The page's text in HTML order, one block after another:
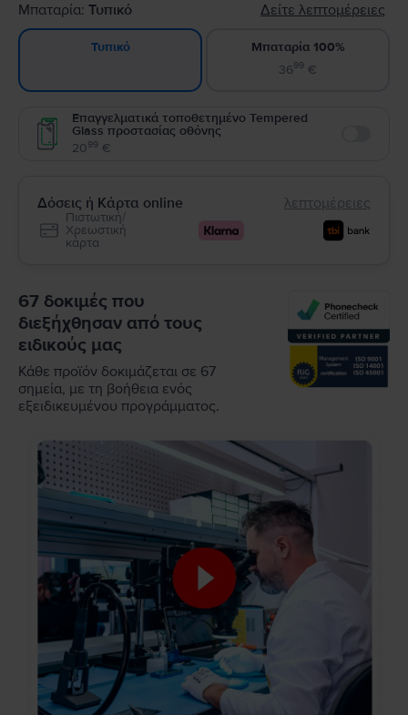
Μπαταρία: Τυπικό Δείτε λεπτομέρειες
Τυπικό
Μπαταρία 100%
3699 €
Επαγγελματικά τοποθετημένο Tempered
Glass προστασίας οθόνης
2099 €
Δόσεις ή Κάρτα online λεπτομέρειες
Πιστωτική/
Χρεωστική
κάρτα
67 δοκιμές που
διεξήχθησαν από τους
ειδικούς μας
Κάθε προϊόν δοκιμάζεται σε 67
σημεία, με τη βοήθεια ενός
εξειδικευμένου προγράμματος.